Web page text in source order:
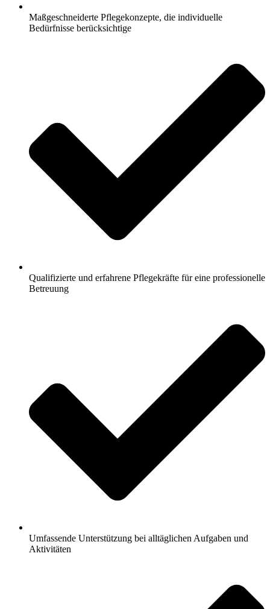
Maßgeschneiderte Pflegekonzepte, die individuelle
Bedürfnisse berücksichtige
Qualifizierte und erfahrene Pflegekräfte für eine professionelle
Betreuung
Umfassende Unterstützung bei alltäglichen Aufgaben und
Aktivitäten